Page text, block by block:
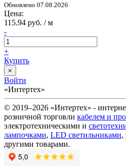
Обновлено 07.08.2026
Цена:
115.94 руб. / м
-
+
Купить
×
Войти
«Интертех»
© 2019–2026 «Интертех» -
розничной торговли кабелем и
электротехническими и
лампочками, LED светильниками,
другими товарами.